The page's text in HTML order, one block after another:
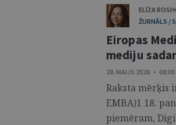
ELĪZA
ŽURNĀLS /
Eiropas
mediju
28. MAIJS 2026 • 08:00
Raksta mērķis
EMBA)1 18.
piemēram,